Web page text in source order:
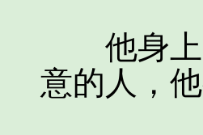
他身上
意的人，